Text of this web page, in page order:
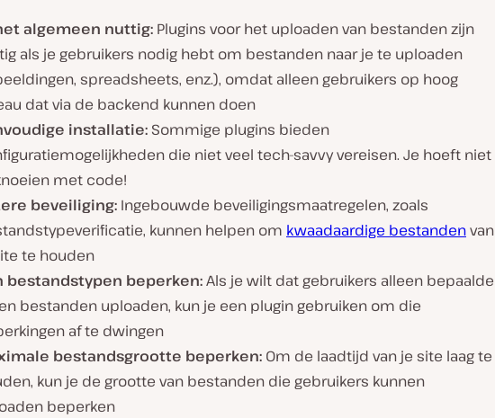
algemeen nuttig: Plugins voor het uploaden van bestanden zijn
als je gebruikers nodig hebt om bestanden naar je te uploaden
spreadsheets, enz.), omdat alleen gebruikers op hoog
dat via de backend kunnen doen
installatie: Sommige plugins bieden
die niet veel tech-savvy vereisen. Je hoeft niet
met code!
beveiliging: Ingebouwde beveiligingsmaatregelen, zoals
kunnen helpen om kwaadaardige bestandenvan
te houden
bestandstypen beperken:Als je wilt dat gebruikers alleen bepaalde
bestanden uploaden, kun je een plugin gebruiken om die
af te dwingen
bestandsgrootte beperken: Om de laadtijd van je site laag te
kun je de grootte van bestanden die gebruikers kunnen
beperken